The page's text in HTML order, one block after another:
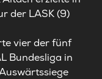
der LASK (9)
vier der fünf
Bundesliga in